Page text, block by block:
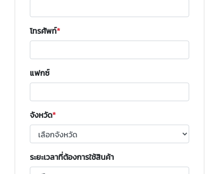
โทรศัพท์
แฟกซ์
จังหวัด
ระยะเวลาที่ต้องการใช้สินค้า